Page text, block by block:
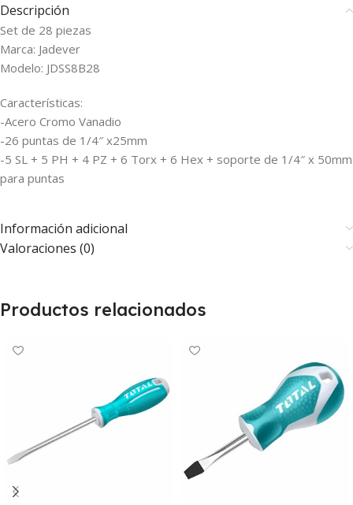
Descripción
Set de 28 piezas
Marca: Jadever
Modelo: JDSS8B28
Características:
-Acero Cromo Vanadio
-26 puntas de 1/4″ x25mm
-5 SL + 5 PH + 4 PZ + 6 Torx + 6 Hex + soporte de 1/4″ x 50mm
para puntas
Información adicional
Valoraciones (0)
Productos relacionados